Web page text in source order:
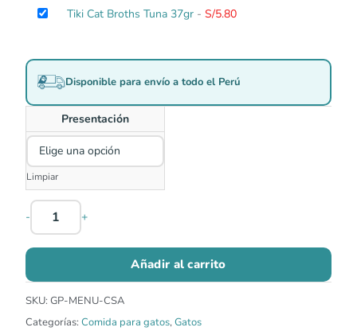
era:
es:
Tiki Cat Broths Tuna 37gr - S/5.80
Disponible para envío a todo el Perú
Presentación
Limpiar
- +
Añadir al carrito
SKU: GP-MENU-CSA
Categorías: Comida para gatos,Gatos